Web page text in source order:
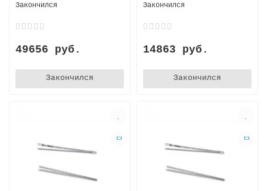
Закончился
49656 руб.
Закончился
Закончился
14863 руб.
Закончился